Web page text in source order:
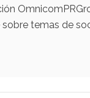
temas de